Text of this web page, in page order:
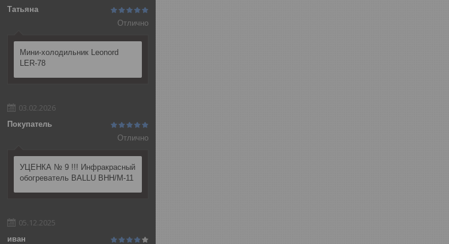
Татьяна
Отлично
Мини-холодильник Leonord
LER-78
03.02.2026
Покупатель
Отлично
УЦЕНКА № 9 !!! Инфракрасный
обогреватель BALLU BHH/M-11
05.12.2025
иван